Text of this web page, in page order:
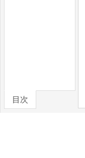
目次